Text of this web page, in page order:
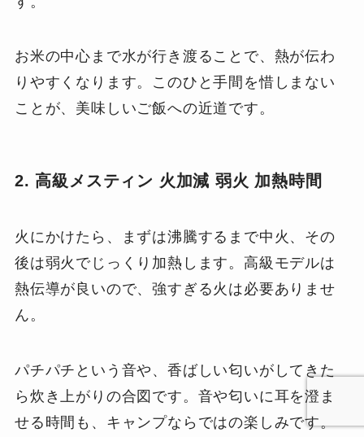
お米の中心まで水が行き渡ることで、熱が伝わ
りやすくなります。このひと手間を惜しまない
ことが、美味しいご飯への近道です。
2. 高級メスティン 火加減 弱火 加熱時間
火にかけたら、まずは沸騰するまで中火、その
後は弱火でじっくり加熱します。高級モデルは
熱伝導が良いので、強すぎる火は必要ありませ
ん。
パチパチという音や、香ばしい匂いがしてきた
ら炊き上がりの合図です。音や匂いに耳を澄ま
せる時間も、キャンプならではの楽しみです。